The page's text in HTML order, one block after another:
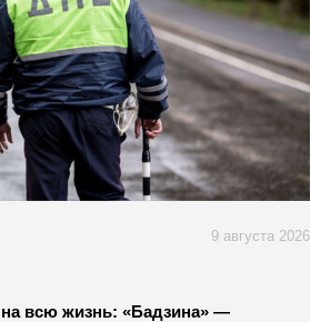
9 августа 2026
всю жизнь: «Бадзина» —